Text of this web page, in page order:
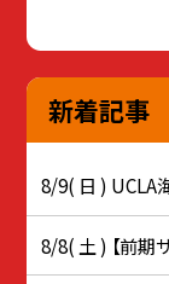
新着記事
8/9( 日 ) UCLA
8/8( 土 ) 【前期